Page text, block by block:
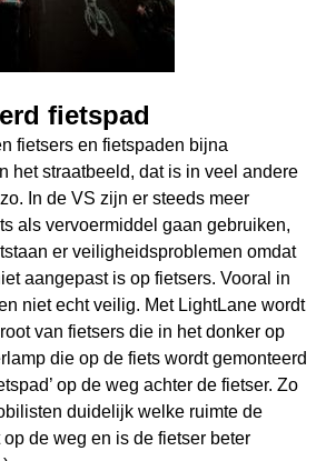
fietspad
fietsers en fietspaden bijna
het straatbeeld, dat is in veel andere
In de VS zijn er steeds meer
als vervoermiddel gaan gebruiken,
er veiligheidsproblemen omdat
aangepast is op fietsers. Vooral in
niet echt veilig. Met LightLane wordt
van fietsers die in het donker op
die op de fiets wordt gemonteerd
op de weg achter de fietser. Zo
duidelijk welke ruimte de
de weg en is de fietser beter